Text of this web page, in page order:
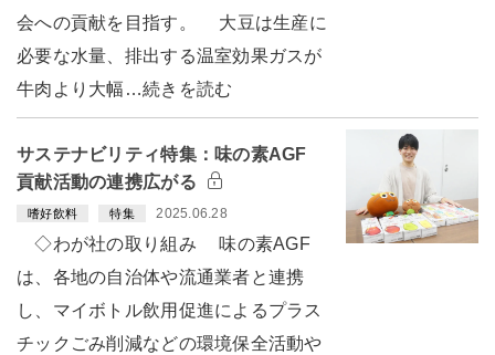
会への貢献を目指す。 大豆は生産に
必要な水量、排出する温室効果ガスが
牛肉より大幅…続きを読む
サステナビリティ特集：味の素AGF
貢献活動の連携広がる
嗜好飲料 特集 2025.06.28
◇わが社の取り組み 味の素AGF
は、各地の自治体や流通業者と連携
し、マイボトル飲用促進によるプラス
チックごみ削減などの環境保全活動や